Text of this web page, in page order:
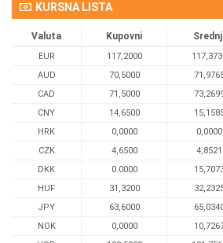
KURSNA LISTA
Valuta Kupovni
EUR 117,2000
AUD
70,5000
CAD
71,5000
CNY
14,6500
HRK
0,0000 0,0000
CZK
4,6500 4,8521
DKK
0.0000
HUF
31,3200
JPY
63,6000
NOK
0,0000